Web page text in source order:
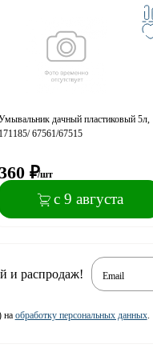
дачный пластиковый 5л,
171185/ 67561/67515
₽/шт
с 9 августа
и распродаж! Email
на обработку персональных данных.